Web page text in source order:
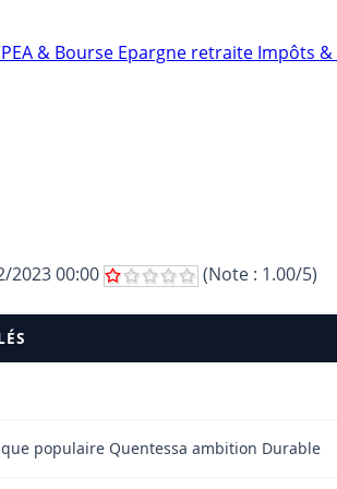
PEA & Bourse Epargne retraite Impôts &
2023 00:00 (Note : 1.00/5)
populaire Quentessa ambition Durable